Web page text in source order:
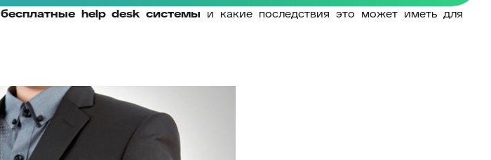
бесплатные help desk системы и какие последствия это может иметь для